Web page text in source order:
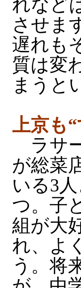
れなど
させま
遅れも
質は変
まうと
上京も
ラサ
が総菜
いる3
つ。子
組が大
れ、よ
う。将